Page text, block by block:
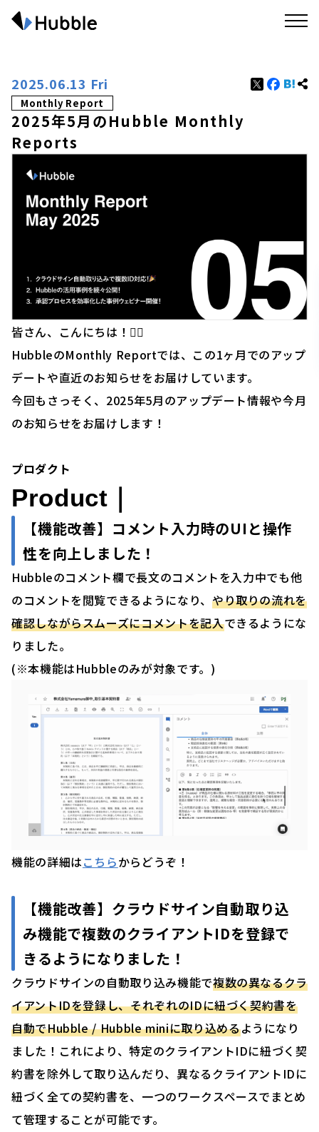
2025.06.13 Fri
Monthly Report
2025年5月のHubble Monthly
Reports
皆さん、こんにちは！🙋‍♂️
HubbleのMonthly Reportでは、この1ヶ月でのアップ
デートや直近のお知らせをお届けしています。
今回もさっそく、2025年5月のアップデート情報や今月
のお知らせをお届けします！
プロダクト
Product｜
【機能改善】 コメント入力時のUIと操作
性を向上しました！
Hubbleのコメント欄で長文のコメントを入力中でも他
のコメントを閲覧できるようになり、 やり取りの流れを
確認しながらスムーズにコメントを記入できるようにな
りました。
(※本機能はHubbleのみが対象です。)
機能の詳細はこちらからどうぞ！
【機能改善】 クラウドサイン自動取り込
み機能で複数のクライアントIDを登録で
きるようになりました！
クラウドサインの自動取り込み機能で複数の異なるクラ
イアントIDを登録し、それぞれのIDに紐づく契約書を
自動でHubble / Hubble miniに取り込めるようになり
ました！これにより、特定のクライアントIDに紐づく契
約書を除外して取り込んだり、異なるクライアントIDに
紐づく全ての契約書を、一つのワークスペースでまとめ
て管理することが可能です。